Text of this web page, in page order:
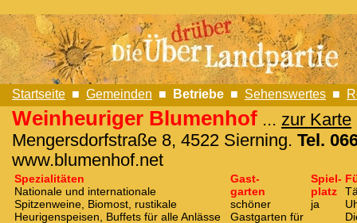
Startseite ■ Gemeinden ■ Betriebe ■ Sehenswertes ■
Weinheuriger Blumenhof ... zur Karte
Mengersdorfstraße 8, 4522 Sierning. Tel.
www.blumenhof.net
Spezialitäten
Nationale und internationale
Spitzenweine, Biomost, rustikale
Heurigenspeisen, Buffets für alle Anlässe
Gast-
garten
schöner
Gastgarten für
Spiel-
platz
ja